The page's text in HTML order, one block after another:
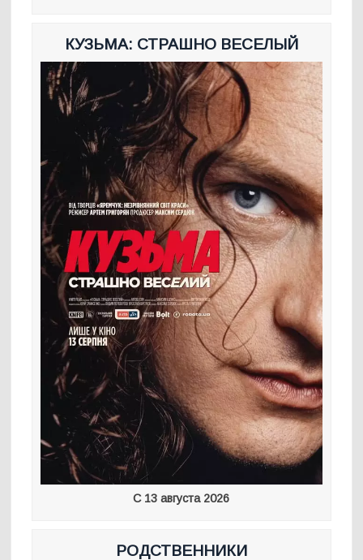
КУЗЬМА: СТРАШНО ВЕСЕЛЫЙ
С 13 августа 2026
РОДСТВЕННИКИ